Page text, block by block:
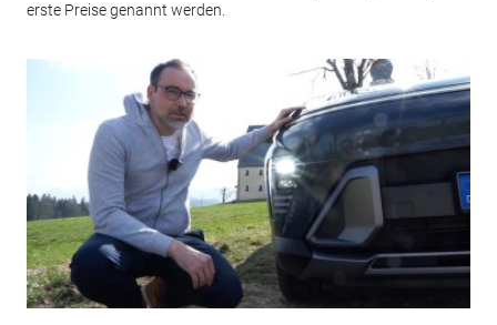
erste Preise genannt werden.